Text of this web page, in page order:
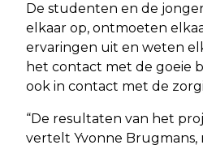
De studenten en de
elkaar op, ontmoeten
ervaringen uit en weten
het contact met de goeie
ook in contact met de
“De resultaten van het
vertelt Yvonne Brugmans,